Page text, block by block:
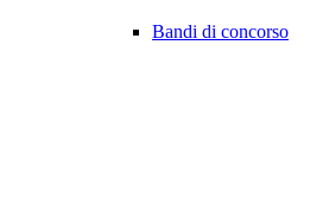
Bandi di concorso